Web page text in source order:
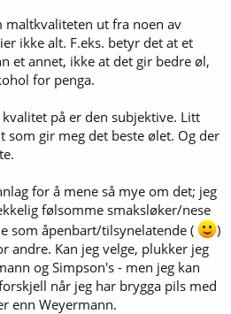
maltkvaliteten ut fra noen av
ikke alt. F.eks. betyr det at et
et annet, ikke at det gir bedre øl,
for penga.
på er den subjektive. Litt
som gir meg det beste ølet. Og der
for å mene så mye om det; jeg
følsomme smaksløker/nese
som åpenbart/tilsynelatende (
)
andre. Kan jeg velge, plukker jeg
og Simpson's - men jeg kan
når jeg har brygga pils med
enn Weyermann.